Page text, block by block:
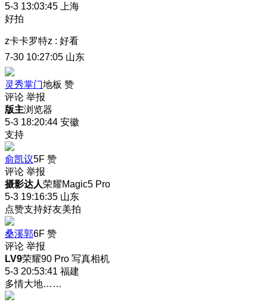
5-3 13:03:45
上海
好拍
z卡卡罗特z : 好看
7-30 10:27:05 山东
灵秀掌门地板 赞
评论 举报
版主浏览器
5-3 18:20:44 安徽
支持
俞凯议5F 赞
评论 举报
摄影达人荣耀Magic5 Pro
5-3 19:16:35 山东
点赞支持好友美拍
桑溪郭6F 赞
评论 举报
LV9荣耀90 Pro 写真相机
5-3 20:53:41 福建
多情大地……